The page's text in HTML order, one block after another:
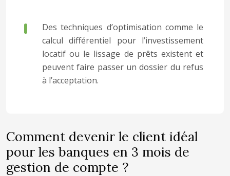
Des techniques d’optimisation comme le
calcul différentiel pour l’investissement
locatif ou le lissage de prêts existent et
peuvent faire passer un dossier du refus
à l’acceptation.
Comment devenir le client idéal
pour les banques en 3 mois de
gestion de compte ?